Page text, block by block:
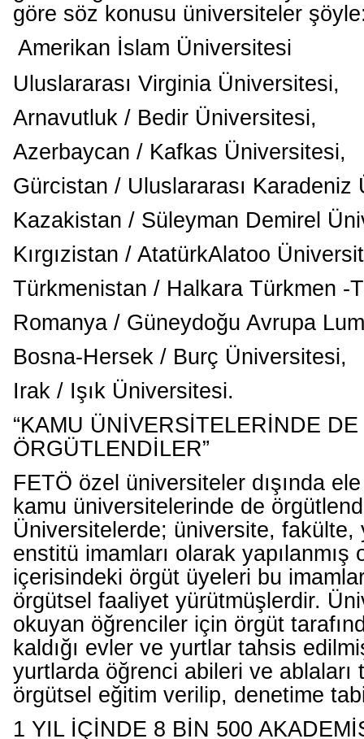
göre söz konusu üniversiteler
Amerikan İslam Üniversitesi
Uluslararası Virginia Üniversitesi,
Arnavutluk / Bedir Üniversitesi,
Azerbaycan / Kafkas Üniversitesi,
Gürcistan / Uluslararası Karadeniz
Kazakistan / Süleyman Demirel
Kırgızistan / AtatürkAlatoo
Türkmenistan / Halkara Türkmen -
Romanya / Güneydoğu Avrupa
Bosna-Hersek / Burç Üniversitesi,
Irak / Işık Üniversitesi.
“KAMU ÜNİVERSİTELERİNDE DE
ÖRGÜTLENDİLER”
FETÖ özel üniversiteler dışında
kamu üniversitelerinde de
Üniversitelerde; üniversite, fakülte,
enstitü imamları olarak
içerisindeki örgüt üyeleri bu
örgütsel faaliyet yürütmüşlerdir.
okuyan öğrenciler için örgüt
kaldığı evler ve yurtlar tahsis
yurtlarda öğrenci abileri ve ablaları
örgütsel eğitim verilip, denetime
1 YIL İÇİNDE 8 BİN 500